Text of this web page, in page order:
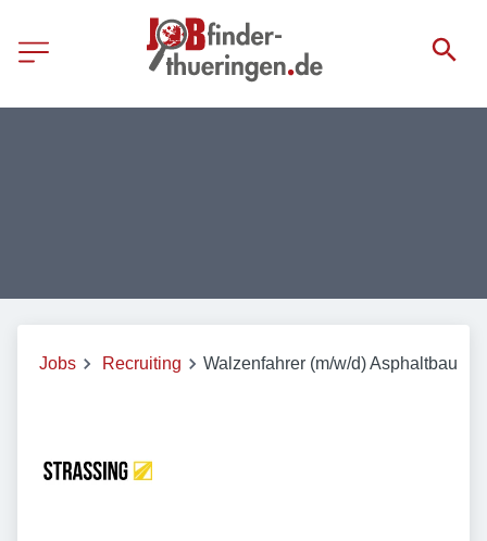
Jobs Recruiting Walzenfahrer (m/w/d) Asphaltbau